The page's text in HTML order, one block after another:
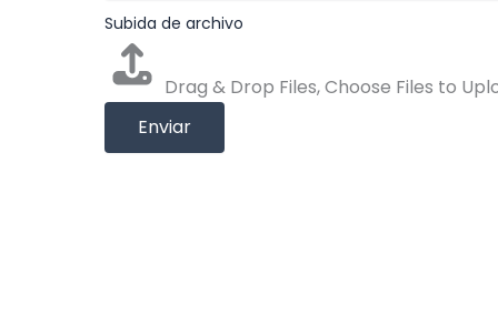
Subida de archivo
Drag & Drop Files,Choose Files to
Enviar